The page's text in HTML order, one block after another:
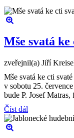
Mše svatá
zveřejnil(a) Jiří
Mše svatá ke cti
v sobotu 25.
bude P. Josef
Číst dál